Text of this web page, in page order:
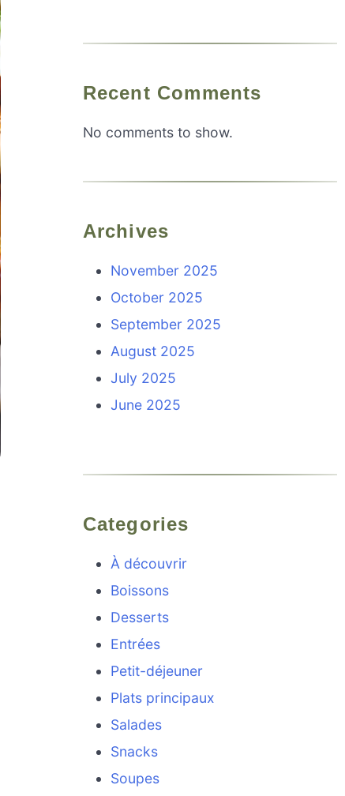
Recent Comments
No comments to show.
Archives
November 2025
October 2025
September 2025
August 2025
July 2025
June 2025
Categories
À découvrir
Boissons
Desserts
Entrées
Petit-déjeuner
Plats principaux
Salades
Snacks
Soupes